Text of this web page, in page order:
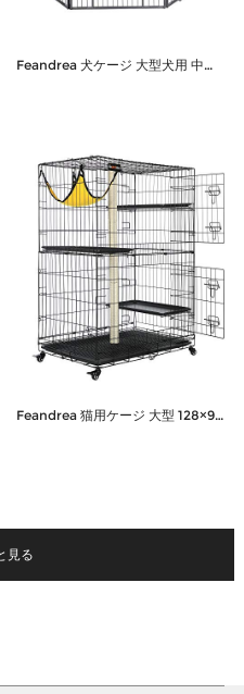
Feandrea 犬ケージ 大型犬用 中型犬用 ペットサークル カタチ変更可 扉付き 全成長期使用可 室内外兼用 ペットフェンス パネル8枚 折り畳み式 組立簡単 PPK81G 高さ100cm
Feandrea 猫用ケージ 大型 128×91×57cm 3階層 全段爪研ぎポール付き 脱走防止 多頭飼い ケージ 組立簡単 折り畳み式 移動便利 シンプル 猫のゲージ ゆらゆらハンモック（おまけ付き）PCC001B01
見る